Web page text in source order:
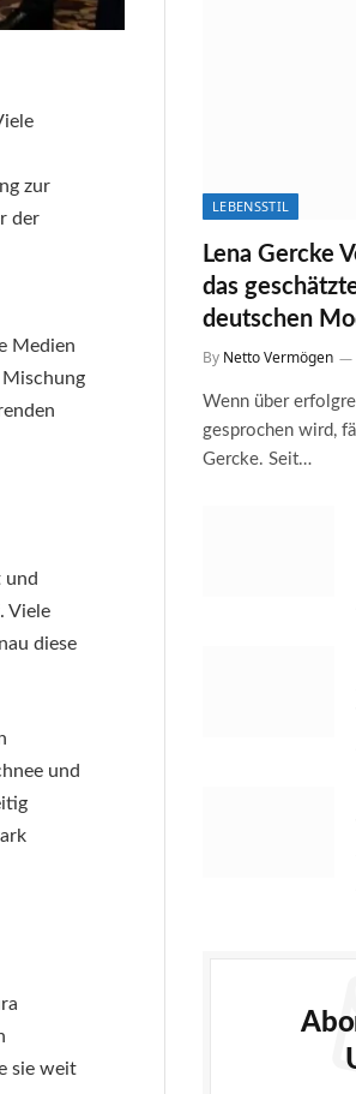
zur
der
Medien
Mischung
und
Viele
diese
und
sie weit
LEBENSSTIL
Lena Gercke
das
deutschen
By Netto Vermögen
Wenn über
gesprochen wird,
Gercke. Seit…